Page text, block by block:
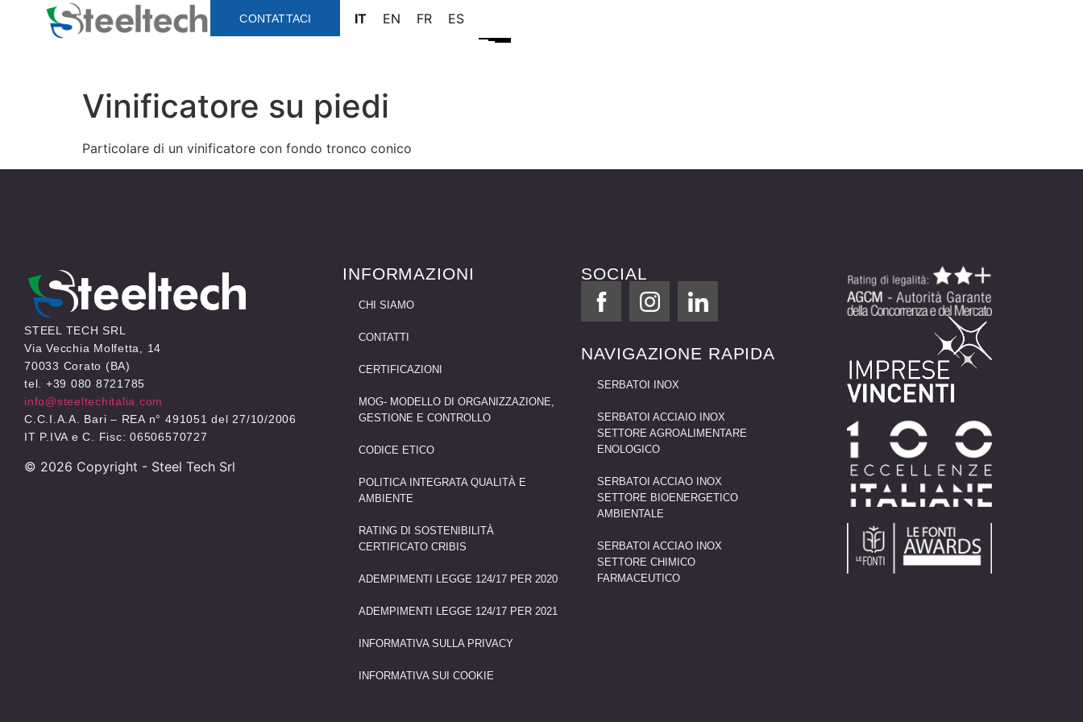
CONTATTACI IT EN FR ES
Vinificatore su piedi
Particolare di un vinificatore con fondo tronco conico
STEEL TECH SRL
Via Vecchia Molfetta, 14
70033 Corato (BA)
tel. +39 080 8721785
info@steeltechitalia.com
C.C.I.A.A. Bari – REA n° 491051 del 27/10/2006
IT P.IVA e C. Fisc: 06506570727
© 2026 Copyright - Steel Tech Srl
INFORMAZIONI
CHI SIAMO
CONTATTI
CERTIFICAZIONI
MOG- MODELLO DI ORGANIZZAZIONE,
GESTIONE E CONTROLLO
CODICE ETICO
POLITICA INTEGRATA QUALITÀ E
AMBIENTE
RATING DI SOSTENIBILITÀ
CERTIFICATO CRIBIS
ADEMPIMENTI LEGGE 124/17 PER 2020
ADEMPIMENTI LEGGE 124/17 PER 2021
INFORMATIVA SULLA PRIVACY
INFORMATIVA SUI COOKIE
SOCIAL
NAVIGAZIONE RAPIDA
SERBATOI INOX
SERBATOI ACCIAIO INOX
SETTORE AGROALIMENTARE
ENOLOGICO
SERBATOI ACCIAO INOX
SETTORE BIOENERGETICO
AMBIENTALE
SERBATOI ACCIAO INOX
SETTORE CHIMICO
FARMACEUTICO